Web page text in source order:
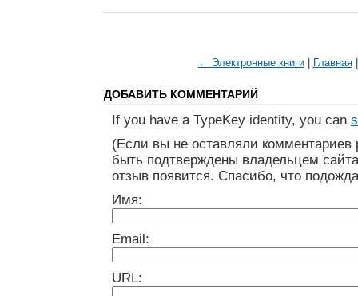
← Электронные книги| Главная
ДОБАВИТЬ КОММЕНТАРИЙ
If you have a TypeKey identity, you can
(Если вы не оставляли
быть подтверждены владельцем
отзыв появится. Спасибо, что
Имя:
Email:
URL: